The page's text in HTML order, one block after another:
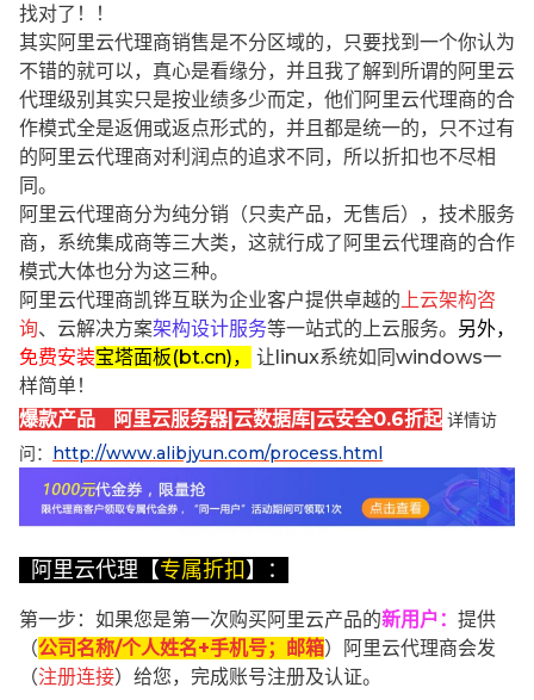
找对了！！
其实阿里云代理商销售是不分区域的，只要找到一个你认为
不错的就可以，真心是看缘分，并且我了解到所谓的阿里云
代理级别其实只是按业绩多少而定，他们阿里云代理商的合
作模式全是返佣或返点形式的，并且都是统一的，只不过有
的阿里云代理商对利润点的追求不同，所以折扣也不尽相
同。
阿里云代理商分为纯分销（只卖产品，无售后），技术服务
商，系统集成商等三大类，这就行成了阿里云代理商的合作
模式大体也分为这三种。
阿里云代理商凯铧互联为企业客户提供卓越的 上云架构咨
询、云解决方案架构设计服务等一站式的上云服务。 另外，
免费安装宝塔面板(bt.cn)，
让linux系统如同windows一
样简单！
爆款产品 阿里云服务器|云数据库|云安全0.6折起 详情访
问： http://www.alibjyun.com/process.html
阿里云代理【专属折扣】：
第一步：如果您是第一次购买阿里云产品的新用户 ： 提供
（公司名称/个人姓名+手机号；邮箱）阿里云代理商会发
（注册连接）给您，完成账号注册及认证。